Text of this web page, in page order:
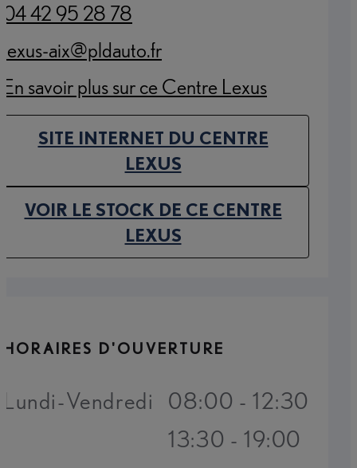
04 42 95 28 78
(Opens in new tab)
lexus-aix@pldauto.fr
(Opens in new tab)
En savoir plus sur ce Centre Lexus
(Opens in new tab)
SITE INTERNET DU CENTRE
LEXUS(OPENS IN NEW TAB)
VOIR LE STOCK DE CE CENTRE
LEXUS(OPENS IN NEW TAB)
HORAIRES D'OUVERTURE
Lundi-Vendredi
08:00 - 12:30
13:30 - 19:00